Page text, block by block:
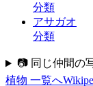
分類
アサガオ
分類
📷 同じ仲間の
植物 一覧へ